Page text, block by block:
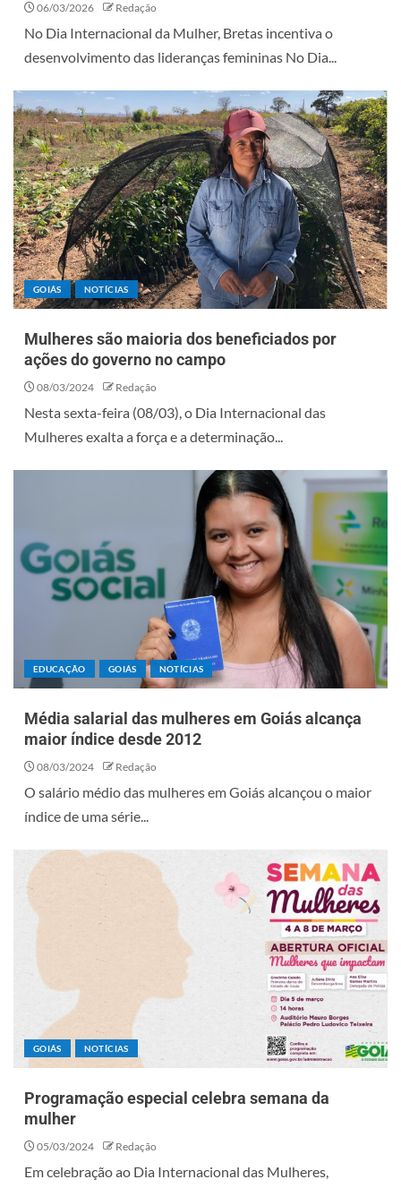
06/03/2026 Redação
No Dia Internacional da Mulher, Bretas incentiva o
desenvolvimento das lideranças femininas No Dia...
GOIÁS NOTÍCIAS
Mulheres são maioria dos beneficiados por
ações do governo no campo
08/03/2024 Redação
Nesta sexta-feira (08/03), o Dia Internacional das
Mulheres exalta a força e a determinação...
EDUCAÇÃO GOIÁS NOTÍCIAS
Média salarial das mulheres em Goiás alcança
maior índice desde 2012
08/03/2024 Redação
O salário médio das mulheres em Goiás alcançou o maior
índice de uma série...
GOIÁS NOTÍCIAS
Programação especial celebra semana da
mulher
05/03/2024 Redação
Em celebração ao Dia Internacional das Mulheres,